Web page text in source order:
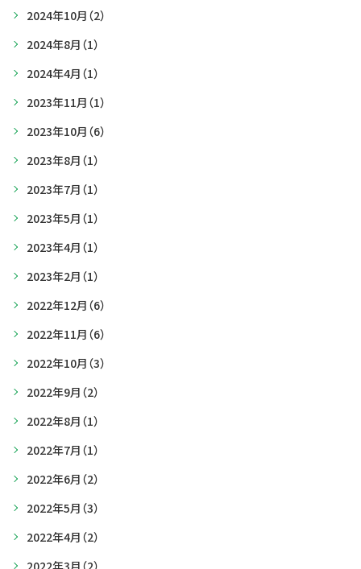
2024年10月 （2）
2024年8月 （1）
2024年4月 （1）
2023年11月 （1）
2023年10月 （6）
2023年8月 （1）
2023年7月 （1）
2023年5月 （1）
2023年4月 （1）
2023年2月 （1）
2022年12月 （6）
2022年11月 （6）
2022年10月 （3）
2022年9月 （2）
2022年8月 （1）
2022年7月 （1）
2022年6月 （2）
2022年5月 （3）
2022年4月 （2）
2022年3月 （2）